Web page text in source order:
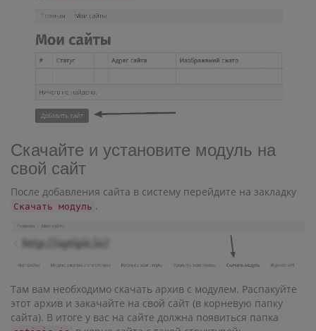
Скачайте и установите модуль на
свой сайт
После добавления сайта в систему перейдите на закладку
Скачать модуль .
Там вам необходимо скачать архив с модулем. Распакуйте
этот архив и закачайте на свой сайт (в корневую папку
сайта). В итоге у вас на сайте должна появиться папка